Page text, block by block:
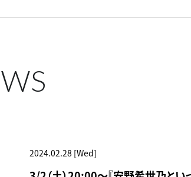
2024.02.28 [Wed]